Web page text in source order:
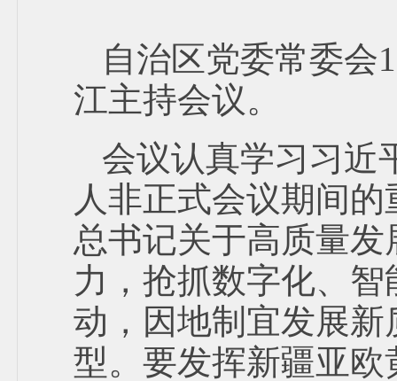
自治区党委常委会
江主持会议。
会议认真学习习近
人非正式会议期间
总书记关于高质量
力，抢抓数字化、
动，因地制宜发展
型。要发挥新疆亚